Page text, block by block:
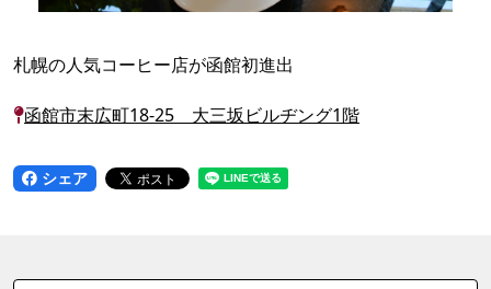
札幌の人気コーヒー店が函館初進出
函館市末広町18-25 大三坂ビルヂング1階
シェア